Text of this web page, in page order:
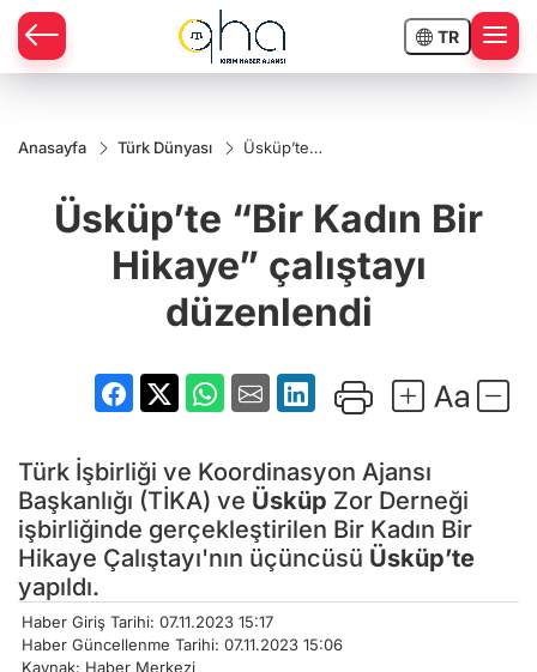
TR
Anasayfa Türk Dünyası
Üsküp’te
çalıştayı
düzenlendi
Üsküp’te “Bir Kadın Bir
Hikaye” çalıştayı
düzenlendi
Türk İşbirliği ve Koordinasyon Ajansı
Başkanlığı (TİKA) ve Üsküp Zor Derneği
işbirliğinde gerçekleştirilen Bir Kadın Bir
Hikaye Çalıştayı'nın üçüncüsü Üsküp’te
yapıldı.
Haber Giriş Tarihi: 07.11.2023 15:17
Haber Güncellenme Tarihi: 07.11.2023 15:06
Kaynak: Haber Merkezi